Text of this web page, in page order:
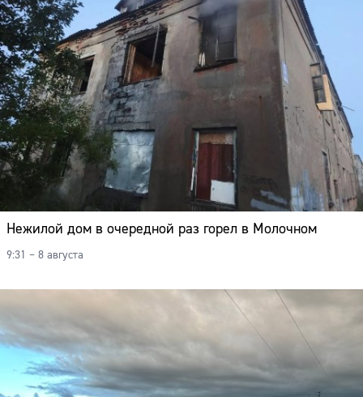
Нежилой дом в очередной раз горел в Молочном
9:31 – 8 августа